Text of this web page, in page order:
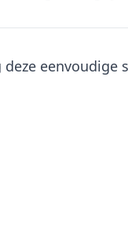
eenvoudige